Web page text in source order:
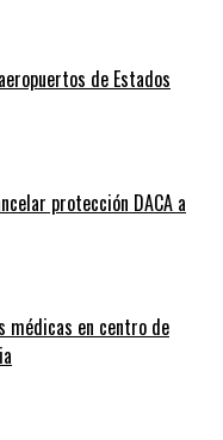
de Estados
protección DACA a
en centro de